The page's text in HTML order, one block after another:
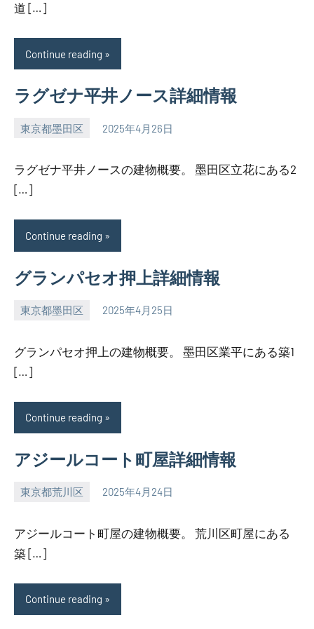
道 […]
Continue reading
ラグゼナ平井ノース詳細情報
東京都墨田区 2025年4月26日
SEZIMO
ラグゼナ平井ノースの建物概要。 墨田区立花にある2
[…]
Continue reading
グランパセオ押上詳細情報
東京都墨田区 2025年4月25日
SEZIMO
グランパセオ押上の建物概要。 墨田区業平にある築1
[…]
Continue reading
アジールコート町屋詳細情報
東京都荒川区 2025年4月24日
SEZIMO
アジールコート町屋の建物概要。 荒川区町屋にある
築 […]
Continue reading